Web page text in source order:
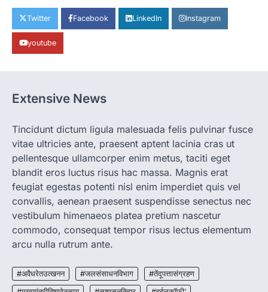
CG: छिपली की दीदियों का कमाल, बकरी
पालन से बढ़ी आय और मजबूत हुआ आत्मविश्वास
बनाने की दिशा में जिले के नगरी…
2
CHHATTISGARH
जाएगी एल्बेंडाजोल
More Khabar August 7, 2026
रायपुर। राष्ट्रीय कृमि मुक्ति दिवस भारत सरकार द्वारा
बच्चों के स्वास्थ्य सुधार के लिए वर्ष…
3
CHHATTISGARH
CG : मुख्यमंत्री विष्णुदेव साय के नेतृत्व में
छत्तीसगढ़ को बड़ी उपलब्धि
More Khabar
हरित विकास और किसानों की आय…
Twitter Facebook LinkedIn Instagram
youtube
Extensive News
Tincidunt dictum ligula malesuada felis pulvinar fusce
vitae ultricies ante, praesent aptent lacinia cras ut
pellentesque ullamcorper enim metus, taciti eget
blandit eros luctus risus hac massa. Magnis erat
feugiat egestas potenti nisl enim imperdiet quis vel
convallis, aenean praesent suspendisse senectus nec
vestibulum himenaeos platea pretium nascetur
commodo, consequat tempor risus lectus elementum
arcu nulla rutrum ante.
#अवैधरेतउत्खनन #जलसंसाधनविभाग
#तेंदूपत्तासंग्रहण